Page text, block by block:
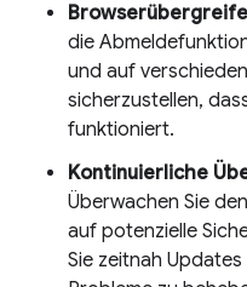
die
und auf
sicherzustellen,
funktioniert.
Kontinuierliche
Überwachen Sie
auf potenzielle
Sie zeitnah